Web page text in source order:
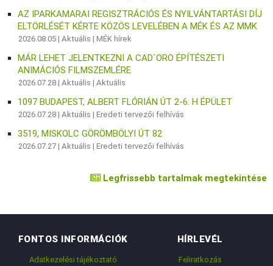
AZ IPARKAMARAI REGISZTRÁCIÓS ÉS NYILVÁNTARTÁSI DÍJ
ELTÖRLÉSÉT KÉRTE KÖZÖS LEVELÉBEN A MÉK ÉS AZ MMK
2026.08.05 |Aktuális |MÉK hírek
MÁR LEHET JELENTKEZNI A CAD`ORO ÉPÍTÉSZETI
ANIMÁCIÓS FILMSZEMLÉRE
2026.07.28 |Aktuális |Aktuális
1097 BUDAPEST, ALBERT FLÓRIÁN ÚT 2-6. H ÉPÜLET
2026.07.28 |Aktuális |Eredeti tervezői felhívás
3519, MISKOLC GÖRÖMBÖLYI ÚT 82
2026.07.27 |Aktuális |Eredeti tervezői felhívás
Legfrissebb tartalmak megtekintése
FONTOS INFORMÁCIÓK
Adatkezelési tájékoztató
HÍRLEVÉL
Feliratkozás